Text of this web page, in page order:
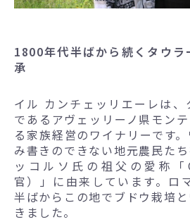
1800年代半ばから続くタウラ
承
イル カンチェッリエーレは
であるアヴェッリーノ県モン
る家族経営のワイナリーです
み書きのできない地元農民た
ッコルソ氏の祖父の愛称「
官）」に由来しています。ロ
半ばからこの地でブドウ栽培
きました。